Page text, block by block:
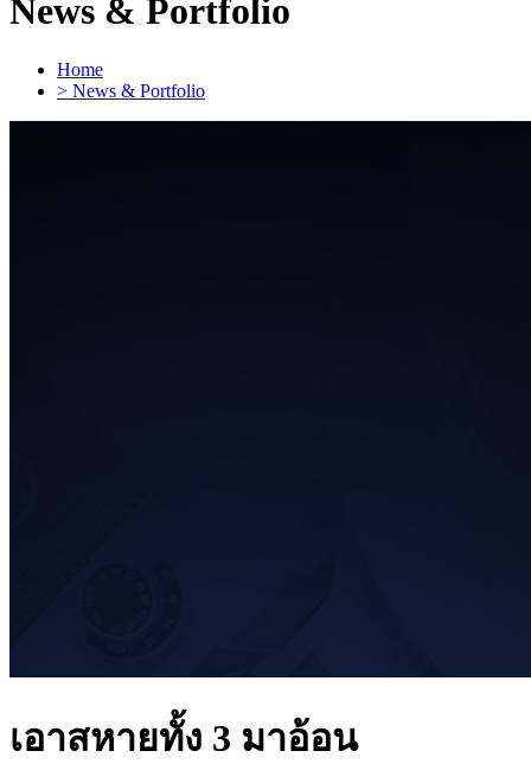
News & Portfolio
Home
> News & Portfolio
เอาสหายทั้ง 3 มาอ้อน